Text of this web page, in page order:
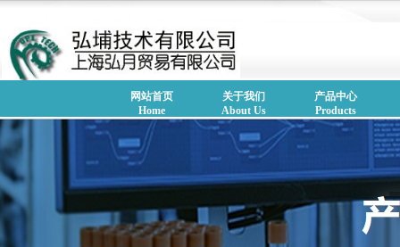
网站首页
Home
关于我们
About Us
产品中心
Products